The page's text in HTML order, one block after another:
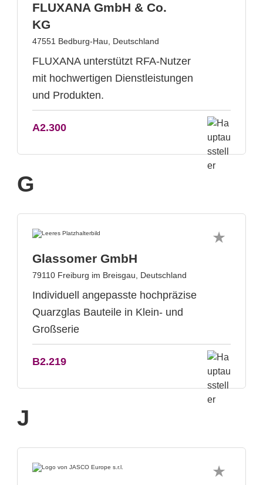
FLUXANA GmbH & Co.
KG
47551 Bedburg-Hau, Deutschland
FLUXANA unterstützt RFA-Nutzer
mit hochwertigen Dienstleistungen
und Produkten.
A2.300
G
Glassomer GmbH
79110 Freiburg im Breisgau, Deutschland
Individuell angepasste hochpräzise
Quarzglas Bauteile in Klein- und
Großserie
B2.219
J